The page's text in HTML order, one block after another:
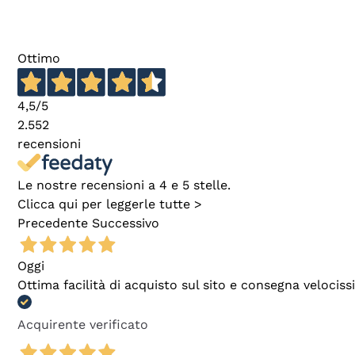
Ottimo
4,5/5
2.552
recensioni
Le nostre recensioni a 4 e 5 stelle.
Clicca qui per leggerle tutte >
Precedente Successivo
Oggi
Ottima facilità di acquisto sul sito e consegna
Acquirente verificato